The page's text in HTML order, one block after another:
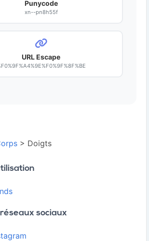
Punycode
xn--pn8h55f
URL Escape
> Doigts
sociaux